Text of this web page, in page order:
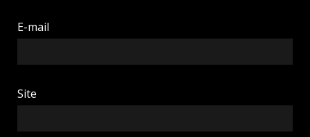
E-mail
Site